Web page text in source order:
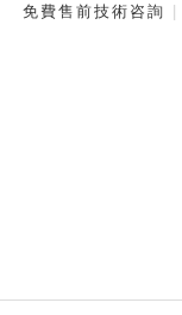
免費售前技術咨詢